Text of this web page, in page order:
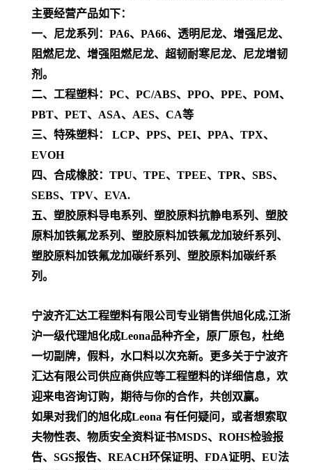
主要经营产品如下：
一、尼龙系列：PA6、PA66、透明尼龙、增强尼龙、
阻燃尼龙、增强阻燃尼龙、超韧耐寒尼龙、尼龙增韧
剂。
二、工程塑料：PC、PC/ABS、PPO、PPE、POM、
PBT、PET、ASA、AES、CA等
三、特殊塑料： LCP、PPS、PEI、PPA、TPX、
EVOH
四、合成橡胶：TPU、TPE、TPEE、TPR、SBS、
SEBS、TPV、EVA.
五、塑胶原料导电系列、塑胶原料抗静电系列、塑胶
原料加铁氟龙系列、塑胶原料加铁氟龙加玻纤系列、
塑胶原料加铁氟龙加碳纤系列、塑胶原料加碳纤系
列。
宁波齐汇达工程塑料有限公司专业销售供旭化成,江浙
沪一级代理旭化成Leona品种齐全，原厂原包，杜绝
一切副牌，假料，水口料以次充新。更多关于宁波齐
汇达有限公司供应商供应等工程塑料的详细信息，欢
迎来电咨询订购，期待与你的合作，共创双赢。
如果对我们的旭化成Leona 有任何疑问，或者想索取
夫物性表、物质安全资料证书MSDS、ROHS检验报
告、SGS报告、REACH环保证明、FDA证明、EU法